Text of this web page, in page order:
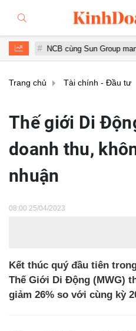
NCB cùng Sun Group mang đến
Trang chủ Tài chính - Đầu tư
Thế giới Di
doanh thu,
nhuận
08:00 25/04/2023
Kết thúc quý đầu tiên
Thế Giới Di Động (MWG)
giảm 26% so với cùng kỳ